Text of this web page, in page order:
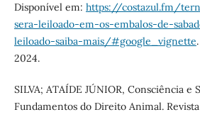
Disponível em: https://costazul.fm/
sera-leiloado-em-os-embalos-de-
leiloado-saiba-mais/#google_vignette
2024.
SILVA; ATAÍDE JÚNIOR, Consciência e
Fundamentos do Direito Animal.